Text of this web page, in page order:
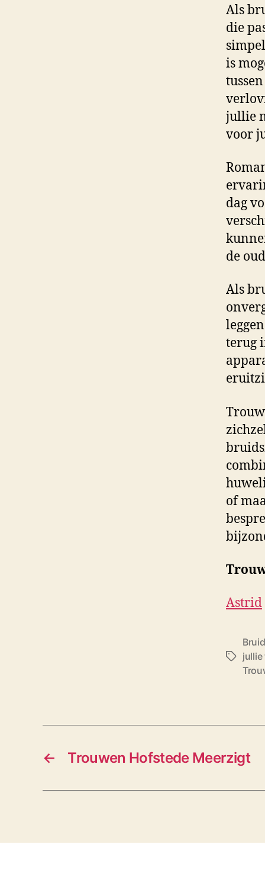
Als
die
is
jullie
voor
dag
de
Als
terug
of
Astrid
T
← Trouwen Hofstede Meerzigt